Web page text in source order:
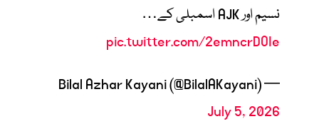
نسیم اور AJK اسمبلی کے…
pic.twitter.com/2emncrDOIe
— Bilal Azhar Kayani (@BilalAKayani)
July 5, 2026